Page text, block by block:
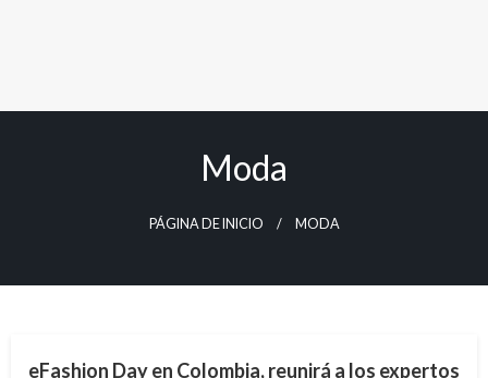
Moda
PÁGINA DE INICIO MODA
eFashion Day en Colombia, reunirá a los expertos